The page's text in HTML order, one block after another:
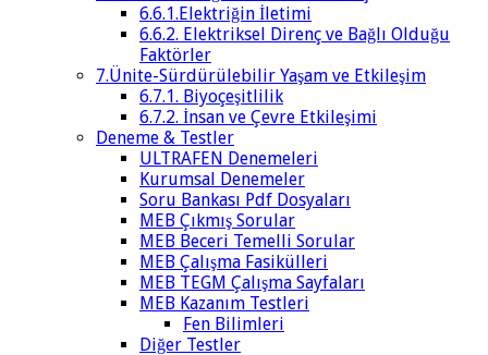
6.6.1.Elektriğin İletimi
6.6.2. Elektriksel Direnç ve Bağlı Olduğu
Faktörler
7.Ünite-Sürdürülebilir Yaşam ve Etkileşim
6.7.1. Biyoçeşitlilik
6.7.2. İnsan ve Çevre Etkileşimi
Deneme & Testler
ULTRAFEN Denemeleri
Kurumsal Denemeler
Soru Bankası Pdf Dosyaları
MEB Çıkmış Sorular
MEB Beceri Temelli Sorular
MEB Çalışma Fasikülleri
MEB TEGM Çalışma Sayfaları
MEB Kazanım Testleri
Fen Bilimleri
Diğer Testler